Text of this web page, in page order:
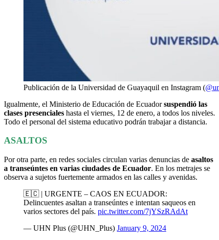
Publicación de la Universidad de Guayaquil en Instagram (
Igualmente, el Ministerio de Educación de Ecuadorsuspendió las
clases presenciales hasta el viernes, 12 de enero, a todos los niveles.
Todo el personal del sistema educativo podrán trabajar a distancia.
ASALTOS
Por otra parte, en redes sociales circulan varias denuncias de asaltos
a transeúntes en varias ciudades de Ecuador. En los metrajes se
observa a sujetos fuertemente armados en las calles y avenidas.
🇪🇨 | URGENTE – CAOS EN ECUADOR:
Delincuentes asaltan a transeúntes e intentan saqueos en
varios sectores del país. pic.twitter.com/7jYSzRAdAt
— UHN Plus (@UHN_Plus) January 9, 2024